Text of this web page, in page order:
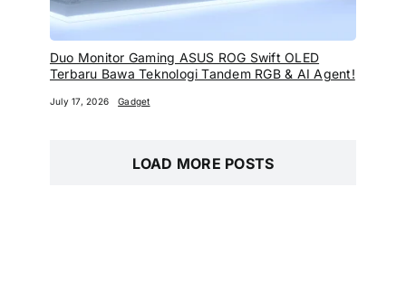
Duo Monitor Gaming ASUS ROG Swift OLED
Terbaru Bawa Teknologi Tandem RGB & AI Agent!
July 17, 2026 Gadget
LOAD MORE POSTS